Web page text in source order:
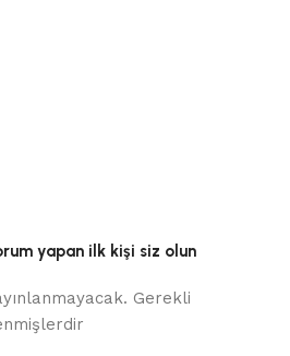
yapan ilk kişi siz olun
Gerekli